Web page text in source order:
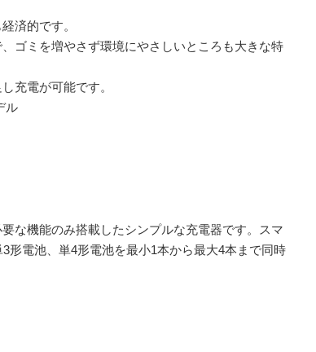
済的です。
ゴミを増やさず環境にやさしいところも大きな特
充電が可能です。
ル
な機能のみ搭載したシンプルな充電器です。スマ
形電池、単4形電池を最小1本から最大4本まで同時